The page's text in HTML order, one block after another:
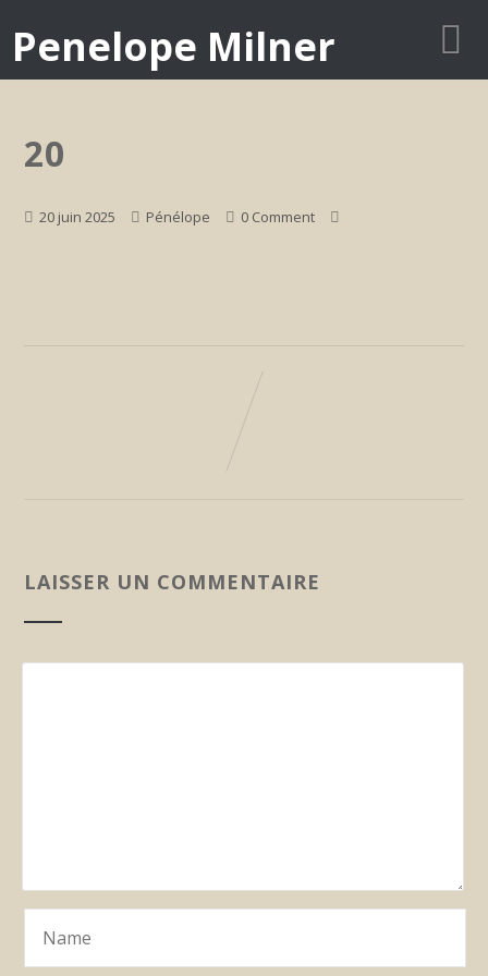
Penelope Milner
20
20 juin 2025 Pénélope 0 Comment
LAISSER UN COMMENTAIRE